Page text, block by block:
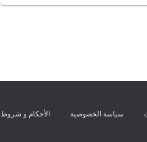
سياسة الخصوصية الأحكام و شروط